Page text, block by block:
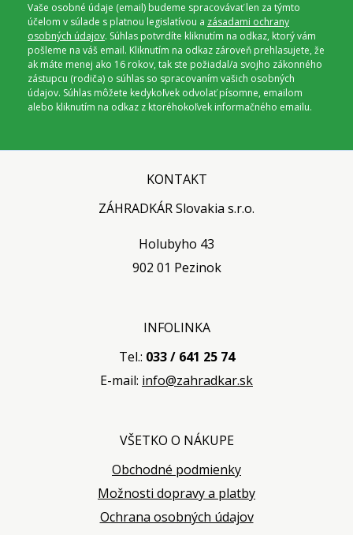
Vaše osobné údaje (email) budeme spracovávať len za týmto
účelom v súlade s platnou legislatívou a zásadami ochrany
osobných údajov. Súhlas potvrdíte kliknutím na odkaz, ktorý vám
pošleme na váš email. Kliknutím na odkaz zároveň prehlasujete, že
ak máte menej ako 16 rokov, tak ste požiadal/a svojho zákonného
zástupcu (rodiča) o súhlas so spracovaním vašich osobných
údajov. Súhlas môžete kedykoľvek odvolať písomne, emailom
alebo kliknutím na odkaz z ktoréhokoľvek informačného emailu.
KONTAKT
ZÁHRADKÁR Slovakia s.r.o.
Holubyho 43
902 01 Pezinok
INFOLINKA
Tel.: 033 / 641 25 74
E-mail: info@zahradkar.sk
VŠETKO O NÁKUPE
Obchodné podmienky
Možnosti dopravy a platby
Ochrana osobných údajov